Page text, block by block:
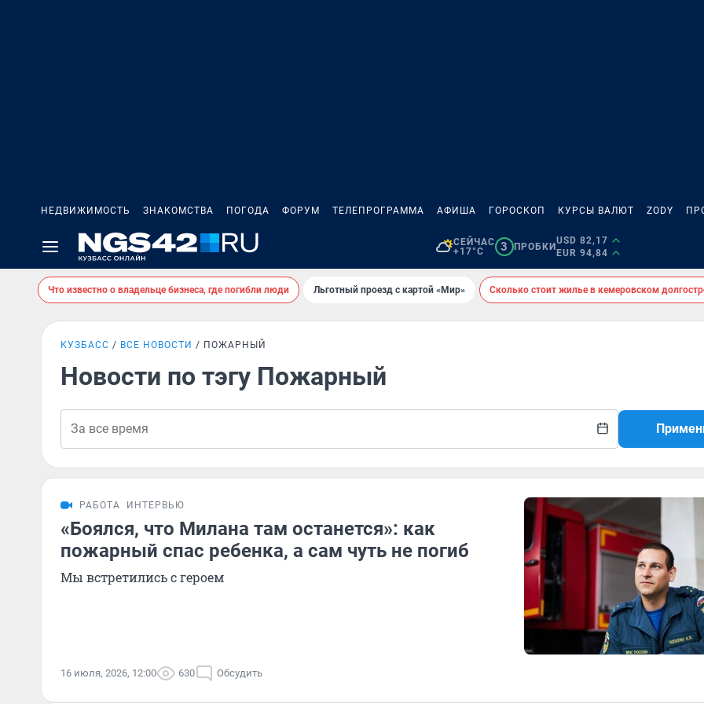
НЕДВИЖИМОСТЬ ЗНАКОМСТВА ПОГОДА ФОРУМ ТЕЛЕПРОГРАММА АФИША ГОРОСКОП КУРСЫ ВАЛЮТ ZODY
СЕЙЧАС
+17°C
3 ПРОБКИ
USD 82,17
EUR 94,84
Что известно о владельце бизнеса, где погибли люди Льготный проезд с картой «Мир» Сколько стоит жилье в кемеровском
КУЗБАСС ВСЕ НОВОСТИ ПОЖАРНЫЙ
Новости по тэгу Пожарный
РАБОТА ИНТЕРВЬЮ
«Боялся, что Милана там останется»: как
пожарный спас ребенка, а сам чуть не погиб
Мы встретились с героем
16 июля, 2026, 12:00 630 Обсудить